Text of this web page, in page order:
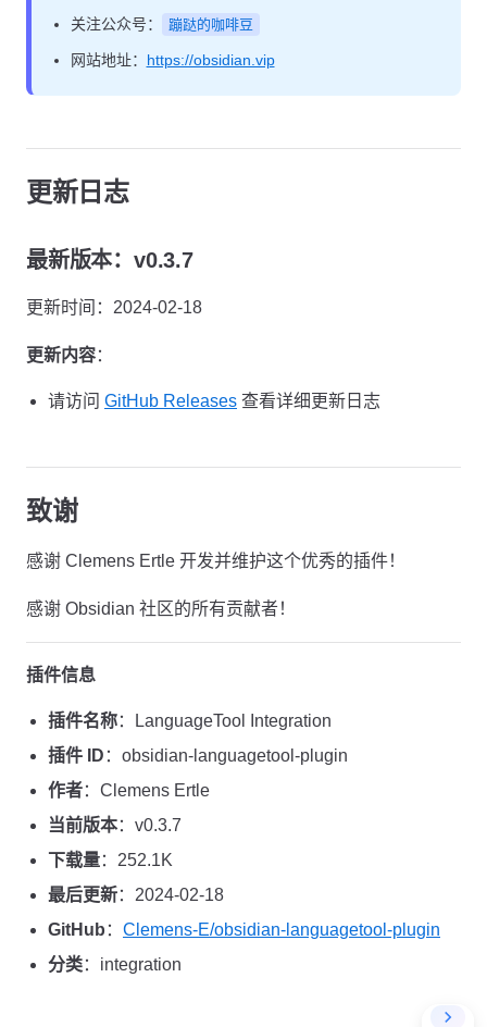
关注公众号：
蹦跶的咖啡豆
网站地址： https://obsidian.vip
更新日志
最新版本：v0.3.7
更新时间：2024-02-18
更新内容：
请访问 GitHub Releases 查看详细更新日志
致谢
感谢 Clemens Ertle 开发并维护这个优秀的插件！
感谢 Obsidian 社区的所有贡献者！
插件信息
插件名称：LanguageTool Integration
插件 ID ：obsidian-languagetool-plugin
作者：Clemens Ertle
当前版本：v0.3.7
下载量：252.1K
最后更新：2024-02-18
GitHub ： Clemens-E/obsidian-languagetool-plugin
分类：integration